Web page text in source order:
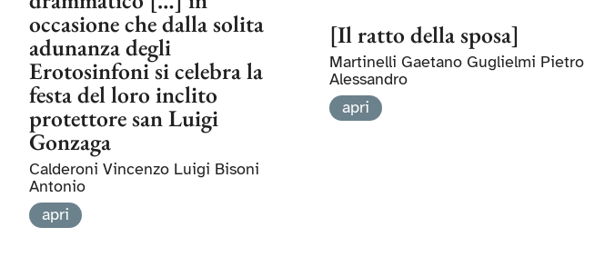
occasione che dalla solita
adunanza degli
Erotosinfoni si celebra la
festa del loro inclito
protettore san Luigi
Gonzaga
Calderoni Vincenzo Luigi Bisoni
Antonio
apri
[Il ratto della sposa]
Martinelli Gaetano Guglielmi Pietro
Alessandro
apri